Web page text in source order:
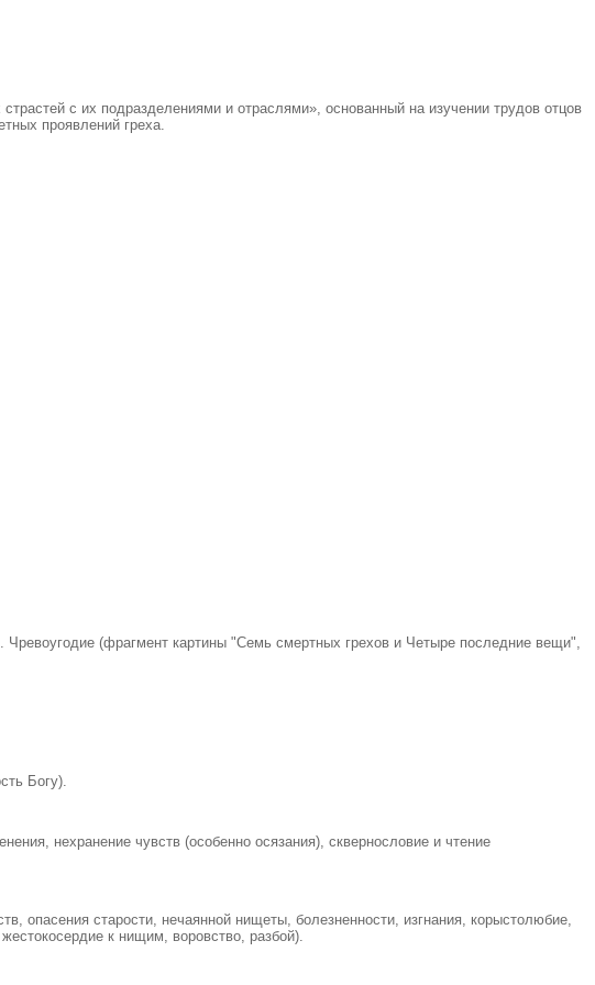
с их подразделениями и отраслями», основанный на изучении трудов отцов
проявлений греха.
Чревоугодие (фрагмент картины "Семь смертных грехов и Четыре последние вещи",
Богу).
нехранение чувств (особенно осязания), сквернословие и чтение
опасения старости, нечаянной нищеты, болезненности, изгнания, корыстолюбие,
к нищим, воровство, разбой).